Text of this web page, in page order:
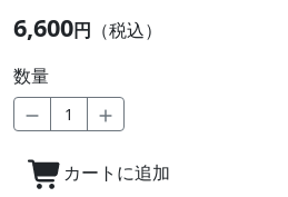
6,600円 （税込）
数量
カートに追加